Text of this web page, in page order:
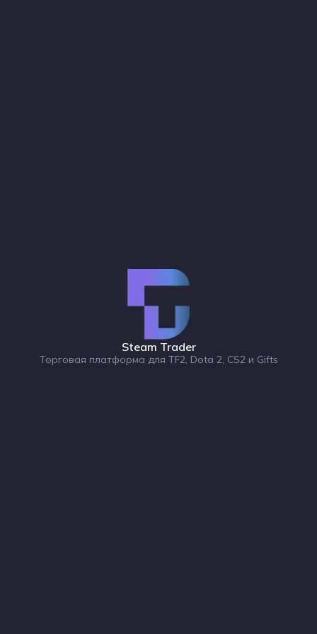
Steam Trader
Торговая платформа для TF2, Dota 2, CS2 и Gifts